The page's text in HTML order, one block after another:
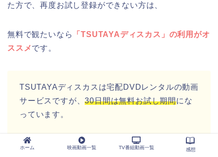
た方で、再度お試し登録ができない方は、
無料で観たいなら
「TSUTAYAディスカス」の利用がオ
ススメです。
TSUTAYAディスカスは宅配DVDレンタルの動画
サービスですが、30日間は無料お試し期間にな
っています。
もちろん、無料お試し期間に解約すれば、
料金
発生しません。
ホーム 映画動画一覧 TV番組動画一覧 感想